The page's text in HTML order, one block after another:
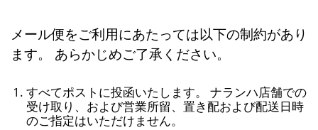
メール便をご利用にあたっては以下の制約があり
ます。 あらかじめご了承ください。
すべてポストに投函いたします。 ナランハ店舗での
受け取り、および営業所留、置き配および配送日時
のご指定はいただけません。